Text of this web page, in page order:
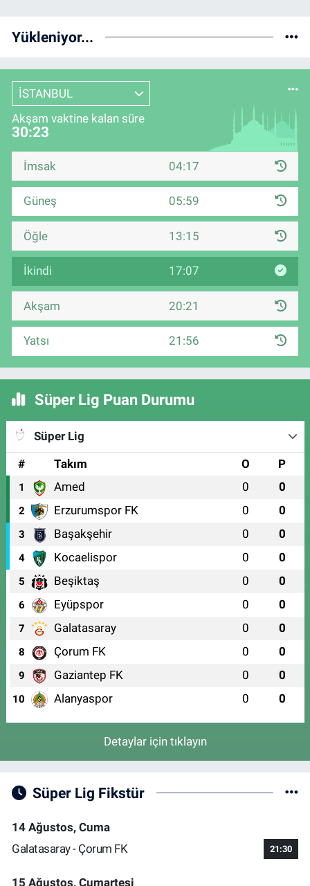
Yükleniyor...
İSTANBUL
Akşam vaktine kalan süre
30:23
İmsak 04:17
Güneş 05:59
Öğle 13:15
İkindi 17:07
Akşam 20:21
Yatsı 21:56
Süper Lig Puan Durumu
Süper Lig
#
Takım O P
1 Amed 0 0
2 Erzurumspor FK 0 0
3 Başakşehir 0 0
4 Kocaelispor 0 0
5 Beşiktaş 0 0
6 Eyüpspor 0 0
7 Galatasaray 0 0
8 Çorum FK 0 0
9 Gaziantep FK 0 0
10 Alanyaspor 0 0
Detaylar için tıklayın
Süper Lig Fikstür
14 Ağustos, Cuma
Galatasaray - Çorum FK
21:30
15 Ağustos, Cumartesi